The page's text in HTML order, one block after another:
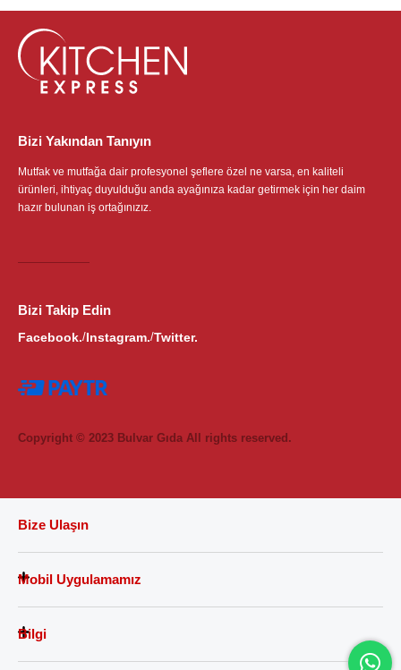
Bizi Yakından Tanıyın
Mutfak ve mutfağa dair profesyonel şeflere özel ne varsa, en kaliteli
ürünleri, ihtiyaç duyulduğu anda ayağınıza kadar getirmek için her daim
hazır bulunan iş ortağınızız.
Bizi Takip Edin
Facebook./Instagram./Twitter.
Copyright © 2023 Bulvar Gıda All rights reserved.
Bize Ulaşın
Mobil Uygulamamız
Bilgi